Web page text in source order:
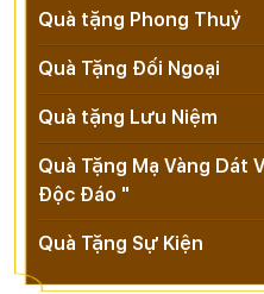
Quà tặng Phong Thuỷ
Quà Tặng Đối Ngoại
Quà tặng Lưu Niệm
Quà Tặng Mạ Vàng Dát
Độc Đáo "
Quà Tặng Sự Kiện